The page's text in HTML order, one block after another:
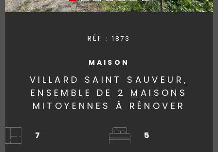
RÉF :1873
MAISON
VILLARD SAINT SAUVEUR,
ENSEMBLE DE 2 MAISONS
MITOYENNES À RÉNOVER
7 5